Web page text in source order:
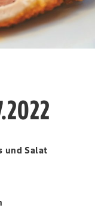
und Salat